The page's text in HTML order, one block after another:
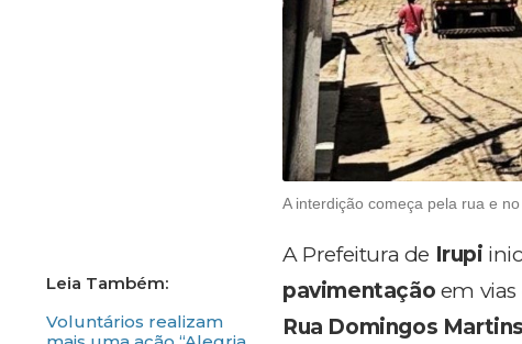
Voluntários realizam
A interdição começa pela rua e
A Prefeitura de Irupi
pavimentação em
Rua Domingos Martins